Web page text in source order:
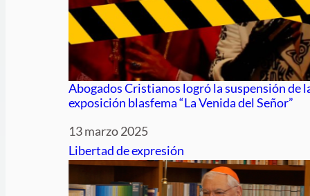
Abogados Cristianos logró la suspensión de
exposición blasfema “La Venida del Señor”
Fecha
13 marzo 2025
Respecto a
Libertad de expresión